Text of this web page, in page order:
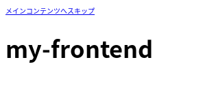
メインコンテンツへスキップ
my-frontend